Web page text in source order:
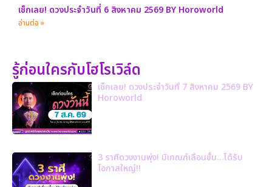
เช็กเลย! ดวงประจำวันที่ 6 สิงหาคม 2569 BY Horoworld
อ่านต่อ »
รู้ก่อนใครกับโฮโรเวิล์ด
เช็กเลย! ดวงประจำวันที่ 7 สิงหาคม 2569 BY
Horoworld
3 ราศีดวงงานพุ่ง! มีเกณฑ์เลื่อนขั้น…ได้รับ
โอกาสใหญ่!!